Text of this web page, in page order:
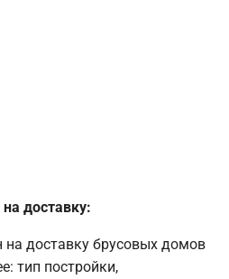
доставку:
доставку брусовых домов
тип постройки,